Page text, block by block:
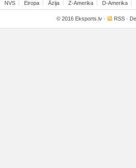
NVS Eiropa Āzija Z-Amerika D-Amerika
© 2016 Eksports.lv · RSS ·